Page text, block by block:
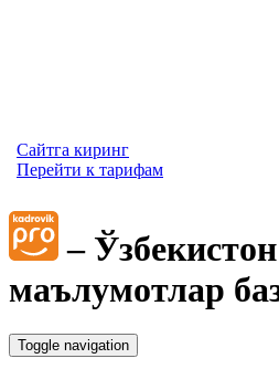
Сайтга киринг
Перейти к тарифам
–
маълумотлар
Toggle navigation